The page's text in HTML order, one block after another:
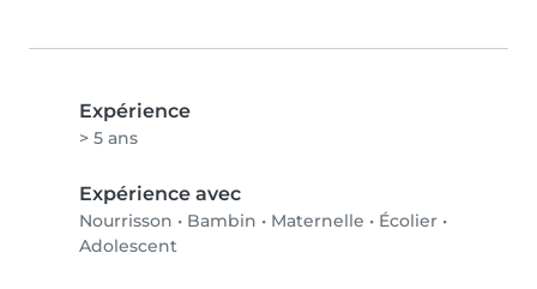
Expérience
> 5 ans
Expérience avec
Nourrisson • Bambin • Maternelle • Écolier •
Adolescent